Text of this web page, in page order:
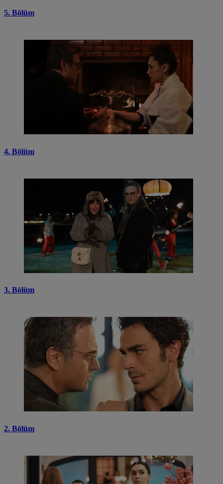
5. Bölüm
4. Bölüm
3. Bölüm
2. Bölüm